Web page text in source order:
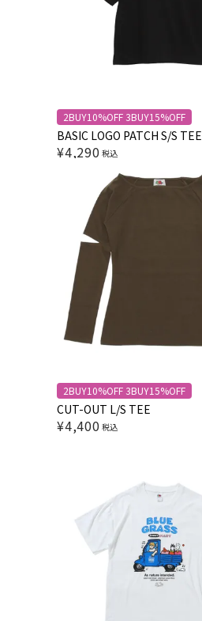
2BUY10%OFF 3BUY15%OFF
BASIC LOGO PATCH S/S TEE
¥4,290 税込
2BUY10%OFF 3BUY15%OFF
CUT-OUT L/S TEE
¥4,400 税込